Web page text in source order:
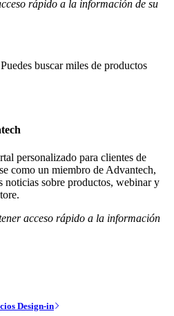
rápido a la información de su
Puedes buscar miles de productos
personalizado para clientes de
como un miembro de Advantech,
noticias sobre productos, webinar y
acceso rápido a la información
Design-in